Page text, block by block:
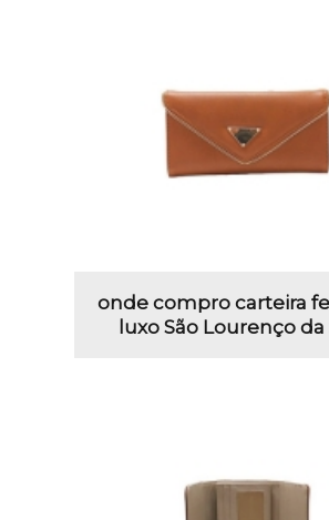
onde compro carteira
luxo São Lourenço da